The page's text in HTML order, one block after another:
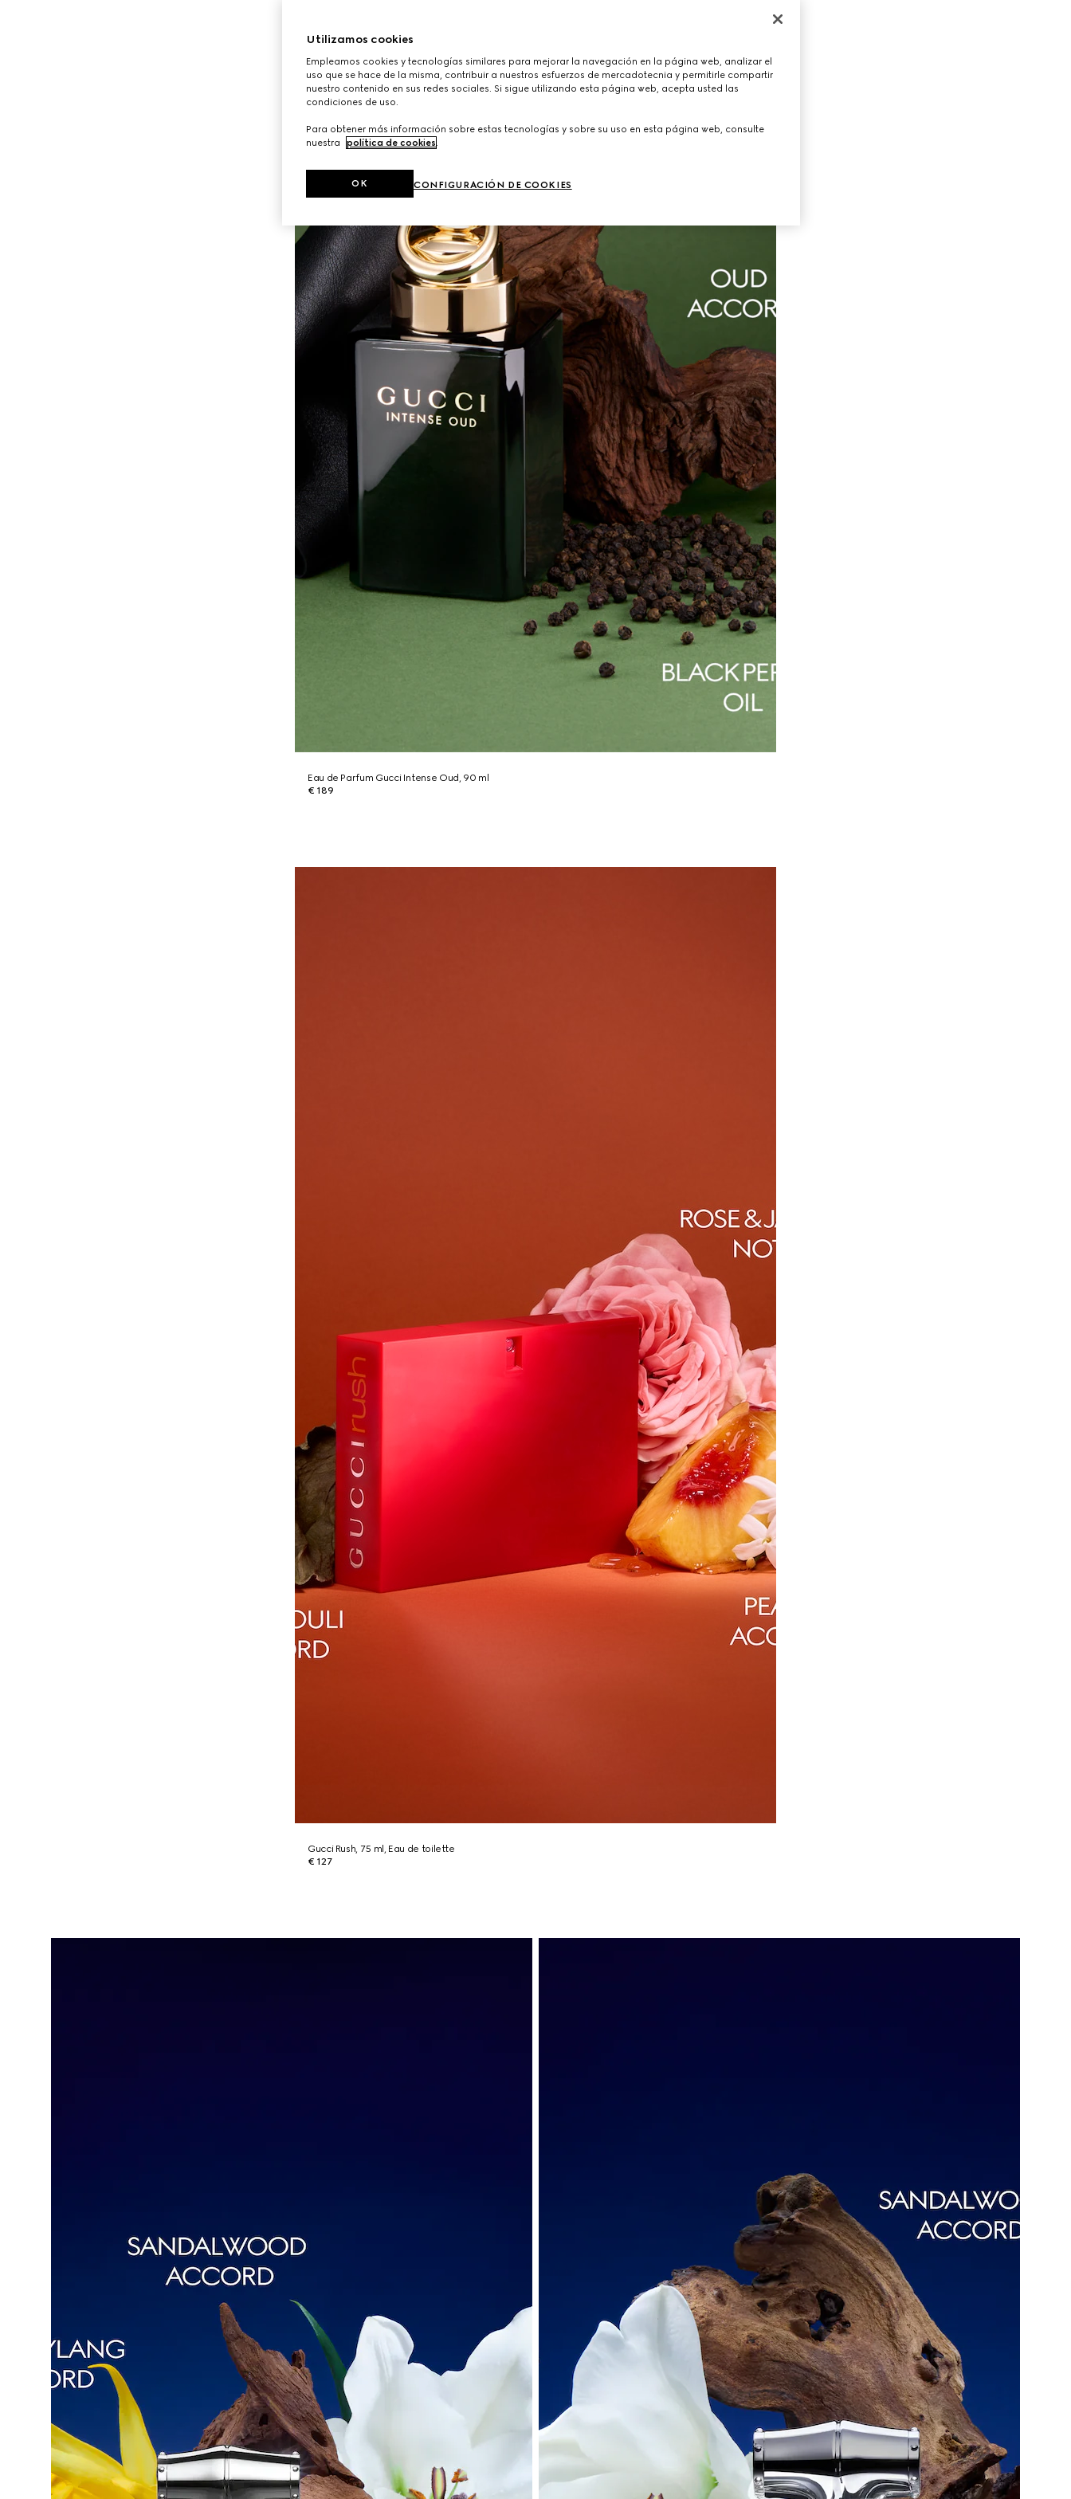
Eau de Parfum Gucci Intense Oud, 90 ml
€ 189
Gucci Rush, 75 ml, Eau de toilette
€ 127
Utilizamos cookies
Empleamos cookies y tecnologías similares para mejorar la navegación en la página web, analizar el
uso que se hace de la misma, contribuir a nuestros esfuerzos de mercadotecnia y permitirle compartir
nuestro contenido en sus redes sociales. Si sigue utilizando esta página web, acepta usted las
condiciones de uso.
Para obtener más información sobre estas tecnologías y sobre su uso en esta página web, consulte
nuestra
política de cookies.
CONFIGURACIÓN DE COOKIES
OK